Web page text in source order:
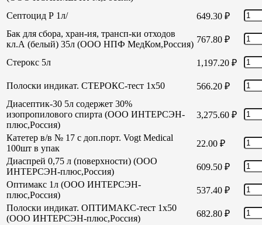
Септоцид Р 1л/
649.30 ₽
Бак для сбора, хран-ия, трансп-ки отходов
кл.А (белый) 35л (ООО НПФ МедКом,Россия) 767.80 ₽
Стерокс 5л 1,197.20 ₽
Полоски индикат. СТЕРОКС-тест 1х50 566.20 ₽
Диасептик-30 5л содержет 30%
изопропилового спирта (ООО ИНТЕРСЭН-
плюс,Россия)
3,275.60 ₽
Катетер в/в № 17 с доп.порт. Vogt Medical
100шт в упак
22.00 ₽
Диаспрей 0,75 л (поверхности) (ООО
ИНТЕРСЭН-плюс,Россия)
609.50 ₽
Оптимакс 1л (ООО ИНТЕРСЭН-
плюс,Россия)
537.40 ₽
Полоски индикат. ОПТИМАКС-тест 1х50
(ООО ИНТЕРСЭН-плюс,Россия)
682.80 ₽